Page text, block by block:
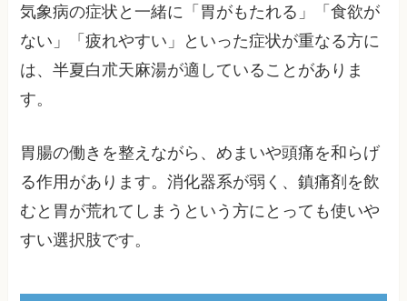
気象病の症状と一緒に「胃がもたれる」「食欲が
ない」「疲れやすい」といった症状が重なる方に
は、半夏白朮天麻湯が適していることがありま
す。
胃腸の働きを整えながら、めまいや頭痛を和らげ
る作用があります。消化器系が弱く、鎮痛剤を飲
むと胃が荒れてしまうという方にとっても使いや
すい選択肢です。